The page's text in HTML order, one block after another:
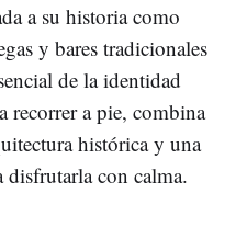
a su historia como
y bares tradicionales
de la identidad
recorrer a pie, combina
histórica y una
disfrutarla con calma.